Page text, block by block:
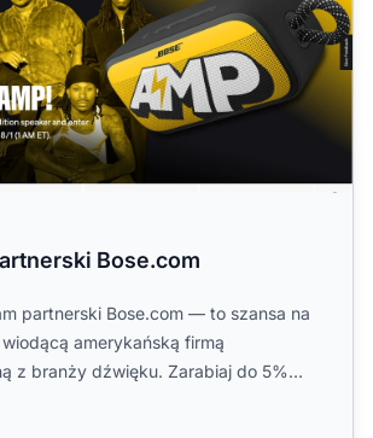
Bose.com
partnerski Bose.com — to szansa na
amerykańską firmą
z branży dźwięku. Zarabiaj do 5%